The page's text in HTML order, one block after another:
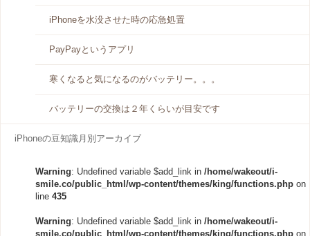
iPhoneを水没させた時の応急処置
PayPayというアプリ
寒くなると気になるのがバッテリー。。。
バッテリーの交換は２年くらいが目安です
iPhoneの豆知識月別アーカイブ
Warning: Undefined variable $add_link in /home/wakeout/i-
smile.co/public_html/wp-content/themes/king/functions.php on
line 435
Warning: Undefined variable $add_link in /home/wakeout/i-
smile.co/public_html/wp-content/themes/king/functions.php on